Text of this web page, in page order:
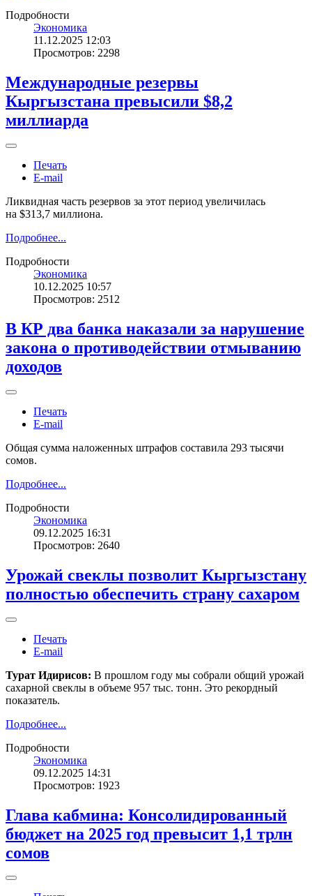
Подробности
Экономика
11.12.2025 12:03
Просмотров: 2298
Международные резервы
Кыргызстана превысили $8,2
миллиарда
Печать
E-mail
Ликвидная часть резервов за этот период увеличилась
на $313,7 миллиона.
Подробнее...
Подробности
Экономика
10.12.2025 10:57
Просмотров: 2512
В КР два банка наказали за нарушение
закона о противодействии отмыванию
доходов
Печать
E-mail
Общая сумма наложенных штрафов составила 293 тысячи
сомов.
Подробнее...
Подробности
Экономика
09.12.2025 16:31
Просмотров: 2640
Урожай свеклы позволит Кыргызстану
полностью обеспечить страну сахаром
Печать
E-mail
Турат Идирисов: В прошлом году мы собрали общий урожай
сахарной свеклы в объеме 957 тыс. тонн. Это рекордный
показатель.
Подробнее...
Подробности
Экономика
09.12.2025 14:31
Просмотров: 1923
Глава кабмина: Консолидированный
бюджет на 2025 год превысит 1,1 трлн
сомов